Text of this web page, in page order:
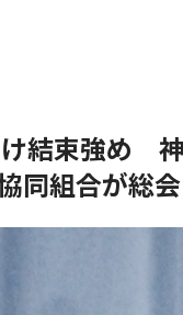
結束強め
同組合が総会